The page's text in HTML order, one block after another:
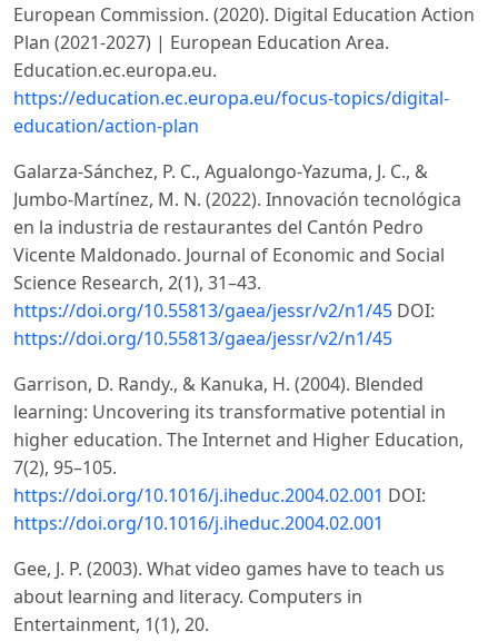
European Commission. (2020). Digital Education Action
Plan (2021-2027) | European Education Area.
Education.ec.europa.eu.
https://education.ec.europa.eu/focus-topics/digital-
education/action-plan
Galarza-Sánchez, P. C., Agualongo-Yazuma, J. C., &
Jumbo-Martínez, M. N. (2022). Innovación tecnológica
en la industria de restaurantes del Cantón Pedro
Vicente Maldonado. Journal of Economic and Social
Science Research, 2(1), 31–43.
https://doi.org/10.55813/gaea/jessr/v2/n1/45 DOI:
https://doi.org/10.55813/gaea/jessr/v2/n1/45
Garrison, D. Randy., & Kanuka, H. (2004). Blended
learning: Uncovering its transformative potential in
higher education. The Internet and Higher Education,
7(2), 95–105.
https://doi.org/10.1016/j.iheduc.2004.02.001 DOI:
https://doi.org/10.1016/j.iheduc.2004.02.001
Gee, J. P. (2003). What video games have to teach us
about learning and literacy. Computers in
Entertainment, 1(1), 20.